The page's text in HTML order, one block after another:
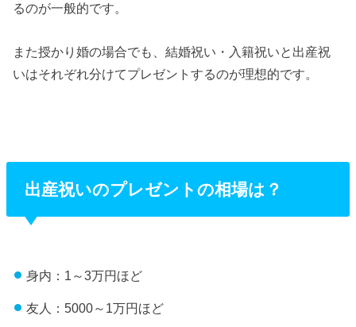
るのが一般的です。
また授かり婚の場合でも、結婚祝い・入籍祝いと出産祝
いはそれぞれ分けてプレゼントするのが理想的です。
出産祝いのプレゼントの相場は？
身内：1～3万円ほど
友人：5000～1万円ほど